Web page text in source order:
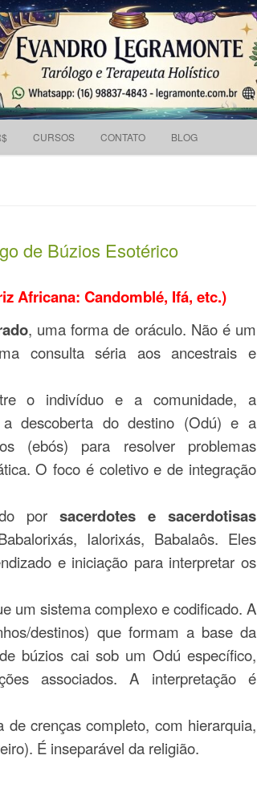
e Tarólogo.
Pesquisar
por:
CURSOS CONTATO BLOG
de Búzios Esotérico
Africana: Candomblé, Ifá, etc.)
, uma forma de oráculo. Não é um
consulta séria aos ancestrais e
o indivíduo e a comunidade, a
descoberta do destino (Odú) e a
(ebós) para resolver problemas
O foco é coletivo e de integração
por sacerdotes e sacerdotisas
Ialorixás, Babalaôs. Eles
e iniciação para interpretar os
um sistema complexo e codificado. A
destinos) que formam a base da
búzios cai sob um Odú específico,
associados. A interpretação é
de crenças completo, com hierarquia,
É inseparável da religião.